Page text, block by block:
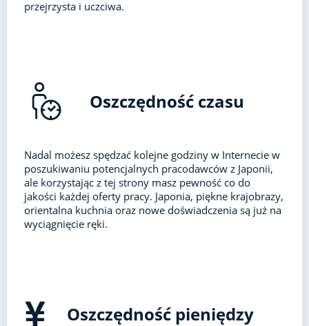
przejrzysta i uczciwa.
Oszczędność czasu
Nadal możesz spędzać kolejne godziny w Internecie w
poszukiwaniu potencjalnych pracodawców z Japonii,
ale korzystając z tej strony masz pewność co do
jakości każdej oferty pracy. Japonia, piękne krajobrazy,
orientalna kuchnia oraz nowe doświadczenia są już na
wyciągnięcie ręki.
Oszczędność pieniędzy